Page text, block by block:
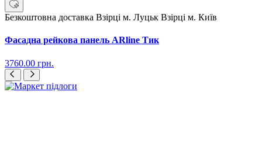
Безкоштовна доставка Взірці м. Луцьк Взірці м. Київ
Фасадна рейкова панель ARline Тик
3760.00 грн.